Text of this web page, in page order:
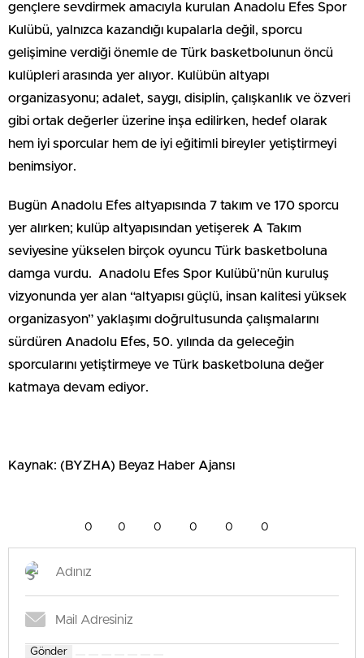
gençlere sevdirmek amacıyla kurulan Anadolu Efes Spor
Kulübü, yalnızca kazandığı kupalarla değil, sporcu
gelişimine verdiği önemle de Türk basketbolunun öncü
kulüpleri arasında yer alıyor. Kulübün altyapı
organizasyonu; adalet, saygı, disiplin, çalışkanlık ve özveri
gibi ortak değerler üzerine inşa edilirken, hedef olarak
hem iyi sporcular hem de iyi eğitimli bireyler yetiştirmeyi
benimsiyor.
Bugün Anadolu Efes altyapısında 7 takım ve 170 sporcu
yer alırken; kulüp altyapısından yetişerek A Takım
seviyesine yükselen birçok oyuncu Türk basketboluna
damga vurdu. Anadolu Efes Spor Kulübü’nün kuruluş
vizyonunda yer alan “altyapısı güçlü, insan kalitesi yüksek
organizasyon” yaklaşımı doğrultusunda çalışmalarını
sürdüren Anadolu Efes, 50. yılında da geleceğin
sporcularını yetiştirmeye ve Türk basketboluna değer
katmaya devam ediyor.
Kaynak: (BYZHA) Beyaz Haber Ajansı
0 0 0 0 0 0
Gönder